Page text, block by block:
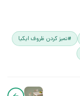
#تمیز کردن ظروف ایکیا